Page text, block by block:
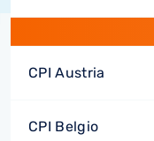
CPI Austria
CPI Belgio